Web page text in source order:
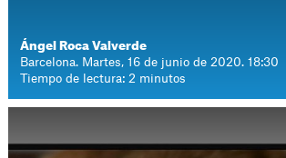
Ángel Roca Valverde
Barcelona. Martes, 16 de junio de 2020. 18:30
Tiempo de lectura: 2 minutos